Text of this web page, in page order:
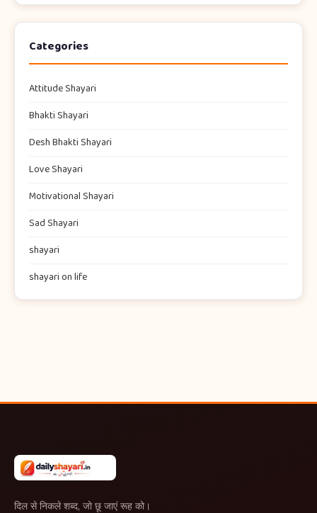
Categories
Attitude Shayari
Bhakti Shayari
Desh Bhakti Shayari
Love Shayari
Motivational Shayari
Sad Shayari
shayari​
shayari on life​
दिल से निकले शब्द, जो छू जाएं रूह को।